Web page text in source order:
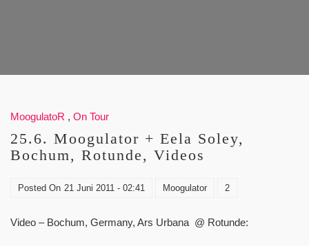
MoogulatoR , On Tour
25.6. Moogulator + Eela Soley,
Bochum, Rotunde, Videos
Posted On 21 Juni 2011 - 02:41 Moogulator 2
Video – Bochum, Germany, Ars Urbana @ Rotunde: